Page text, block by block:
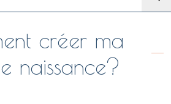
créer ma
naissance?